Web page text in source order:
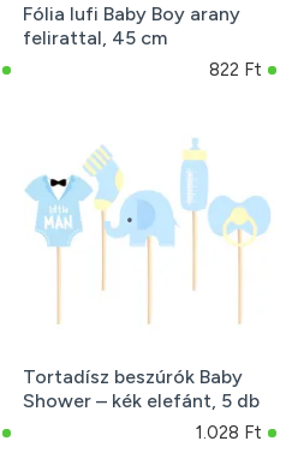
Fólia lufi Baby Boy arany
felirattal, 45 cm
822 Ft
Tortadísz beszúrók Baby
Shower – kék elefánt, 5 db
1.028 Ft